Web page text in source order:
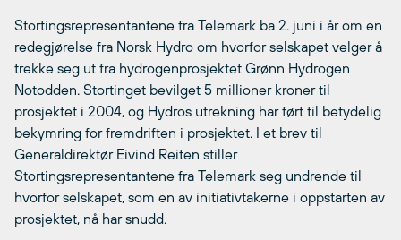
Stortingsrepresentantene fra Telemark ba 2. juni i år om en
redegjørelse fra Norsk Hydro om hvorfor selskapet velger å
trekke seg ut fra hydrogenprosjektet Grønn Hydrogen
Notodden. Stortinget bevilget 5 millioner kroner til
prosjektet i 2004, og Hydros utrekning har ført til betydelig
bekymring for fremdriften i prosjektet. I et brev til
Generaldirektør Eivind Reiten stiller
Stortingsrepresentantene fra Telemark seg undrende til
hvorfor selskapet, som en av initiativtakerne i oppstarten av
prosjektet, nå har snudd.